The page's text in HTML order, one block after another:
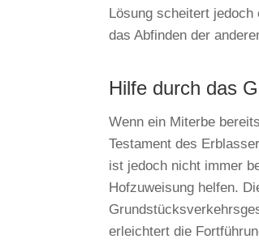
Lösung scheitert
das Abfinden der
Hilfe durch das
Wenn ein Miterbe
Testament des
ist jedoch nicht immer
Hofzuweisung helfen.
erleichtert die